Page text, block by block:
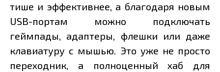
тише и эффективнее, а благодаря новым
USB-портам можно подключать
геймпады, адаптеры, флешки или даже
клавиатуру с мышью. Это уже не просто
переходник, а полноценный хаб для